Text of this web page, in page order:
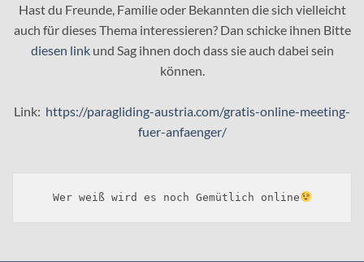
Hast du Freunde, Familie oder Bekannten die sich vielleicht
auch für dieses Thema interessieren? Dan schicke ihnen Bitte
diesen linkund Sag ihnen doch dass sie auch dabei sein
können.
Link: https://paragliding-austria.com/gratis-online-meeting-
fuer-anfaenger/
Wer weiß wird es noch Gemütlich online